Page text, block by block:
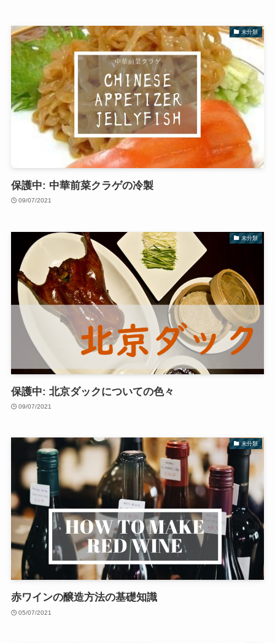
未分類
保護中: 中華前菜クラゲの冷製
09/07/2021
未分類
保護中: 北京ダックについての色々
09/07/2021
未分類
赤ワインの醸造方法の基礎知識
05/07/2021